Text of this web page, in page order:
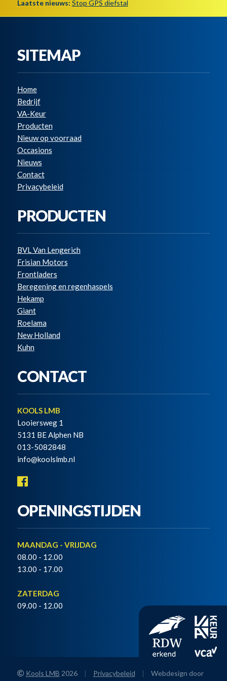
Laatste nieuws: Stop GPS diefstal
SITEMAP
Home
Bedrijf
VA-Keur
Producten
Nieuw op voorraad
Occasions
Nieuws
Contact
Privacybeleid
PRODUCTEN
BVL Van Lengerich
Frisian Motors
Frontladers
Beregening en regenhaspels
Hekamp
Giant
Roelama
New Holland
Kuhn
CONTACT
KOOLS LMB
Looiersweg 1
5131 BE Alphen NB
013-5082848
info@koolslmb.nl
OPENINGSTIJDEN
MAANDAG - VRIJDAG
08.00 - 12.00
13.00 - 17.00
ZATERDAG
09.00 - 12.00
Kools LMB 2026 | Privacybeleid |
Webdesign door